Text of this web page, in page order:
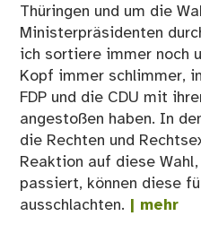
Thüringen und um die
Ministerpräsidenten
ich sortiere immer noch
Kopf immer schlimmer,
FDP und die CDU mit
angestoßen haben. In
die Rechten und
Reaktion auf diese
passiert, können diese
ausschlachten. | mehr